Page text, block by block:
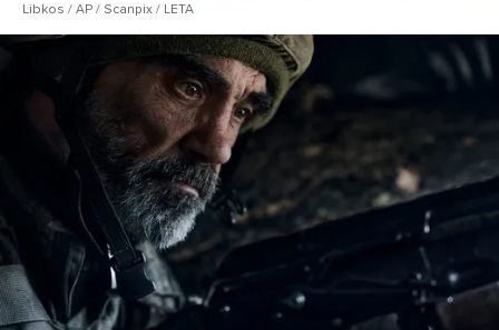
Libkos / AP / Scanpix / LETA